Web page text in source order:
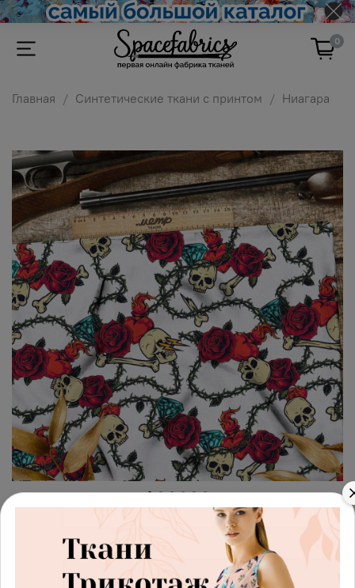
0
Главная Синтетические ткани с принтом Ниагара
(0) арт.4287832_niagara
Ткань ниагара розы с шипами
и черепа на белом фоне